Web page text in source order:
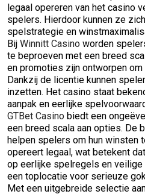
legaal opereren van het casino
spelers. Hierdoor kunnen ze
spelstrategie en
Bij Winnitt Casino worden
te beproeven met een breed
en promoties zijn ontworpen
Dankzij de licentie kunnen
inzetten. Het casino staat
aanpak en eerlijke
GTBet Casino biedt een
een breed scala aan opties. De
helpen spelers om hun winsten
opereert legaal, wat betekent
op eerlijke spelregels en
een toplocatie voor serieuze
Met een uitgebreide selectie